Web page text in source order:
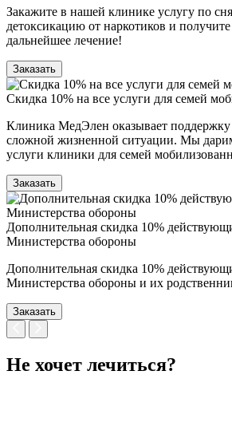
Закажите в нашей клинике услугу по
детоксикацию от наркотиков и
дальнейшее лечение!
Заказать
Скидка 10% на все услуги для семей
Клиника МедЭлен оказывает поддержку
сложной жизненной ситуации. Мы
услуги клиники для семей
Заказать
Дополнительная скидка 10%
Министерства обороны
Дополнительная скидка 10%
Министерства обороны и их
Заказать
Не хочет лечиться?